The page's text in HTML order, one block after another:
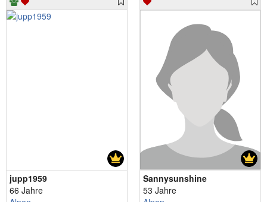
jupp1959
66 Jahre
Sannysunshine
53 Jahre